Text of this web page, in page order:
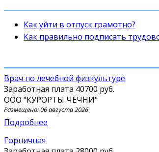
Как уйти в отпуск грамотно?
Как правильно подписать
Врач по лечебной физкультуре
Заработная плата 40700 руб.
ООО "КУРОРТЫ ЧЕЧНИ"
Размещено: 06 августа 2026
Подробнее
Горничная